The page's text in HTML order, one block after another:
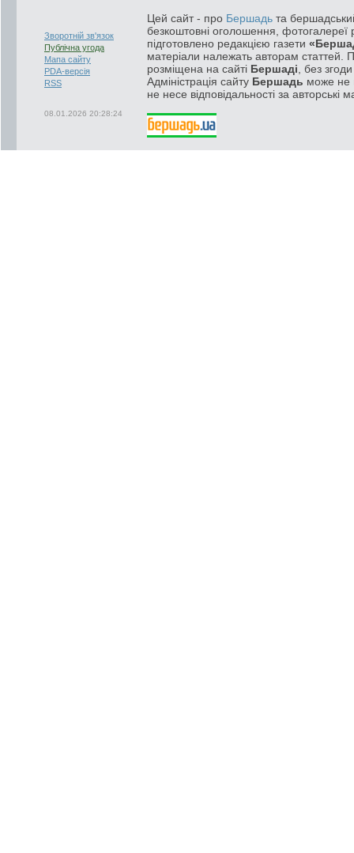
Зворотній зв'язок
Публічна угода
Мапа сайту
PDA-версія
RSS
08.01.2026 20:28:24
Цей сайт - про Бершадь та
безкоштовні оголошення, фотогалереї
підготовлено редакцією газети
матеріали належать авторам статтей.
розміщена на сайті Бершаді , без
Адміністрація сайту Бершадь може не
не несе відповідальності за авторські